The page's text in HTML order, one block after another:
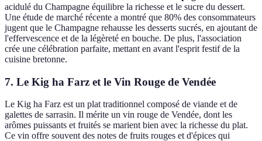
acidulé du Champagne équilibre la richesse et le sucre du dessert.
Une étude de marché récente a montré que 80% des consommateurs
jugent que le Champagne rehausse les desserts sucrés, en ajoutant de
l'effervescence et de la légèreté en bouche. De plus, l'association
crée une célébration parfaite, mettant en avant l'esprit festif de la
cuisine bretonne.
7. Le Kig ha Farz et le Vin Rouge de Vendée
Le Kig ha Farz est un plat traditionnel composé de viande et de
galettes de sarrasin. Il mérite un vin rouge de Vendée, dont les
arômes puissants et fruités se marient bien avec la richesse du plat.
Ce vin offre souvent des notes de fruits rouges et d'épices qui